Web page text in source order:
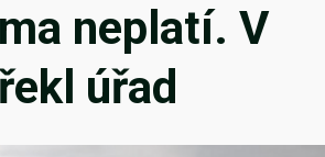
neplatí. V
úřad